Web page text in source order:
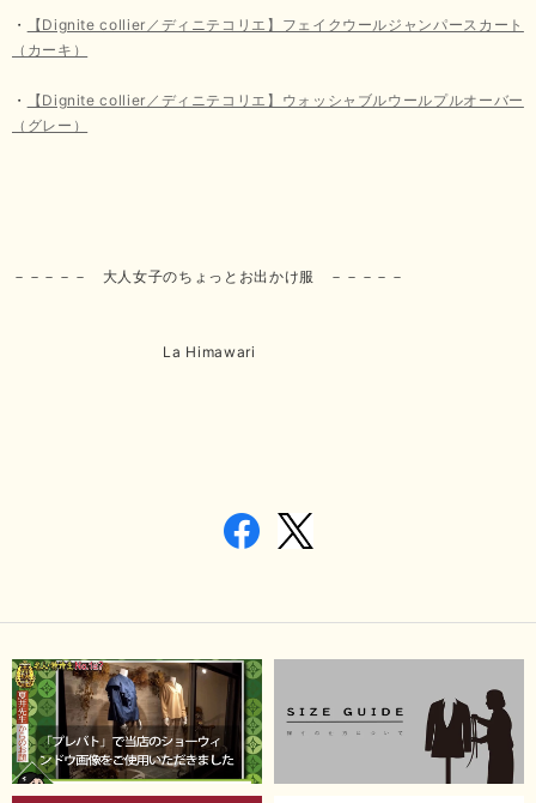
・
【Dignite collier／ディニテコリエ】フェイクウールジャンパースカート
（カーキ）
・
【Dignite collier／ディニテコリエ】ウォッシャブルウールプルオーバー
（グレー）
－－－－－ 大人女子のちょっとお出かけ服 －－－－－
La Himawari